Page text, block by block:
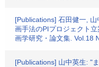
[Publications] 石田健一,
画手法のPIプロジェクト
画学研究・論文集. Vol.18
[Publications] 山中英生: "